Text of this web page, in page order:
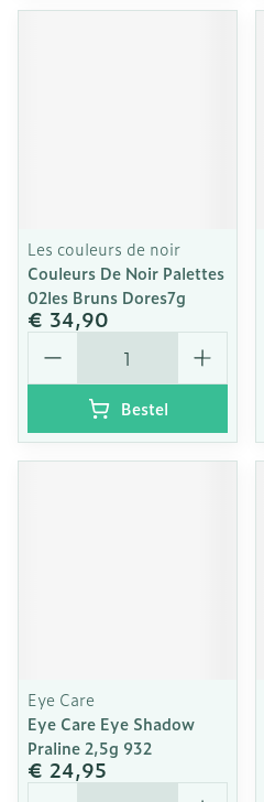
Les couleurs de noir
Couleurs De Noir Palettes
02les Bruns Dores7g
€ 34,90
Aantal
Bestel
Eye Care
Eye Care Eye Shadow
Praline 2,5g 932
€ 24,95
Aantal